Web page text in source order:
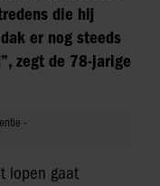
die hij
er nog steeds
zegt de 78-jarige
lopen gaat